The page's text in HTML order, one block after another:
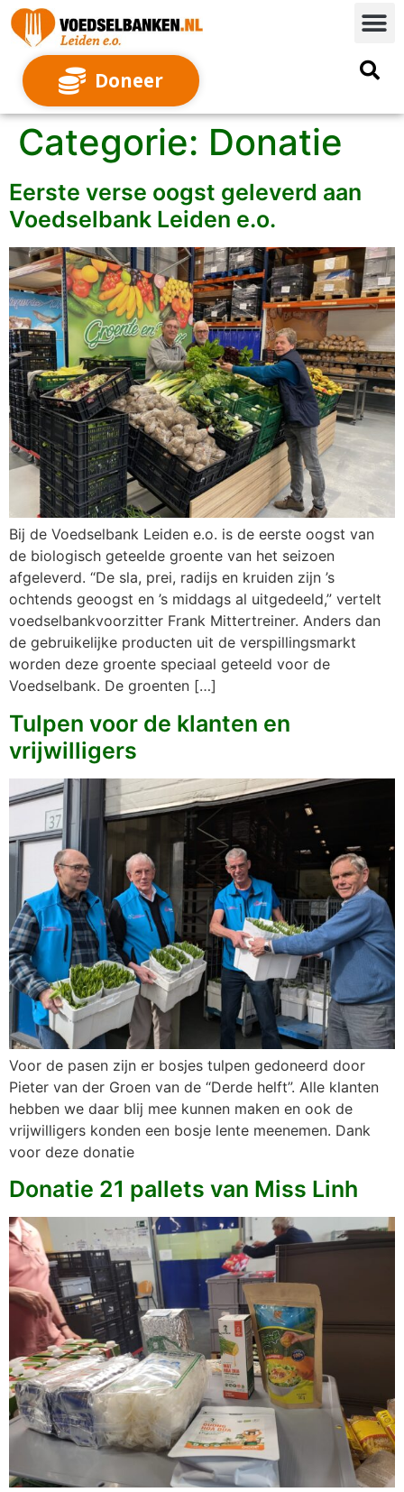
Doneer
Categorie: Donatie
Eerste verse oogst geleverd aan
Voedselbank Leiden e.o.
Bij de Voedselbank Leiden e.o. is de eerste oogst van
de biologisch geteelde groente van het seizoen
afgeleverd. “De sla, prei, radijs en kruiden zijn ’s
ochtends geoogst en ’s middags al uitgedeeld,” vertelt
voedselbankvoorzitter Frank Mittertreiner. Anders dan
de gebruikelijke producten uit de verspillingsmarkt
worden deze groente speciaal geteeld voor de
Voedselbank. De groenten […]
Tulpen voor de klanten en
vrijwilligers
Voor de pasen zijn er bosjes tulpen gedoneerd door
Pieter van der Groen van de “Derde helft”. Alle klanten
hebben we daar blij mee kunnen maken en ook de
vrijwilligers konden een bosje lente meenemen. Dank
voor deze donatie
Donatie 21 pallets van Miss Linh